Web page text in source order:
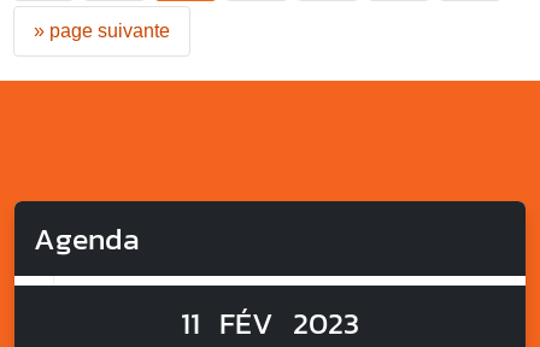
» page suivante
Agenda
11 FÉV 2023